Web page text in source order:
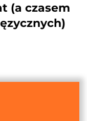
(a czasem